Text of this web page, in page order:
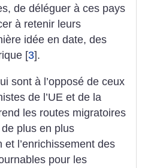
de déléguer à ces pays
à retenir leurs
idée en date, des
[3].
sont à l’opposé de ceux
de l’UE et de la
les routes migratoires
plus en plus
et l’enrichissement des
pour les